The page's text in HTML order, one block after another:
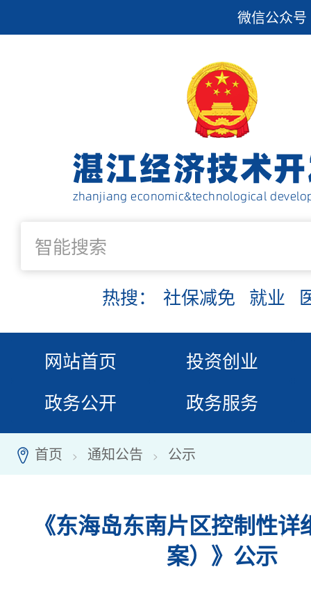
微信公众号
热搜： 社保减免 就业
网站首页
投资创业
政务公开
政务服务
7 首页 > 通知公告 > 公示
《东海岛东南片区控制性
案）》公示